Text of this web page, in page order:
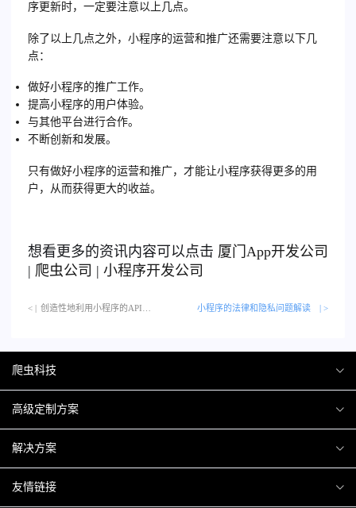
序更新时，一定要注意以上几点。
除了以上几点之外，小程序的运营和推广还需要注意以下几
点：
做好小程序的推广工作。
提高小程序的用户体验。
与其他平台进行合作。
不断创新和发展。
只有做好小程序的运营和推广，才能让小程序获得更多的用
户，从而获得更大的收益。
想看更多的资讯内容可以点击 厦门 App开发公司
| 爬虫公司 | 小程序开发公司
< | 小程序的法律和隐私问题解读 | >
爬虫科技
爬虫案例
关于爬虫
高级定制方案
H5互动营销
微信小程序
解决方案
商城解决方案
友情链接